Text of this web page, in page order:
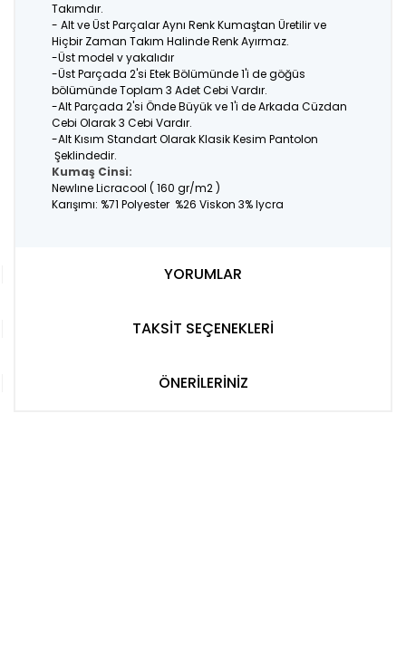
Takımdır.
- Alt ve Üst Parçalar Aynı Renk Kumaştan Üretilir ve
Hiçbir Zaman Takım Halinde Renk Ayırmaz.
-Üst model v yakalıdır
-Üst Parçada 2'si Etek Bölümünde 1'i de göğüs
bölümünde Toplam 3 Adet Cebi Vardır.
-Alt Parçada 2'si Önde Büyük ve 1'i de Arkada Cüzdan
Cebi Olarak 3 Cebi Vardır.
-Alt Kısım Standart Olarak Klasik Kesim Pantolon
Şeklindedir.
Kumaş Cinsi:
Newlıne Licracool ( 160 gr/m2 )
Karışımı: %71 Polyester %26 Viskon 3% lycra
YORUMLAR
TAKSİT SEÇENEKLERİ
ÖNERİLERİNİZ